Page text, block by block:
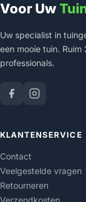
Voor Uw
Uw specialist in
een mooie tuin.
professionals.
KLANTENSERVICE
Contact
Veelgestelde vragen
Retourneren